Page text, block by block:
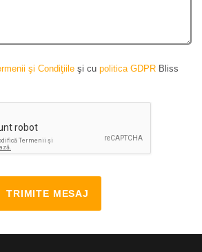
şi Condiţiile şi cu politica GDPR Bliss
TRIMITE MESAJ